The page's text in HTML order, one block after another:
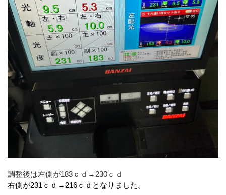
調整後は左側が183ｃｄ→230ｃｄ
右側が231ｃｄ→216ｃｄとなりました。